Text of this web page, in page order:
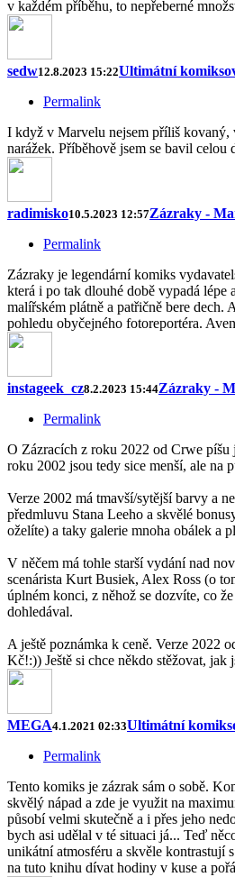
v každém příběhu, to nepřeberné
sedw12.8.2023 15:22Ultimátní
Permalink
I když v Marvelu nejsem příliš kovaný,
narážek. Příběhově jsem se bavil
radimisko10.5.2023 12:57Zázraky -
Permalink
Zázraky je legendární komiks
která i po tak dlouhé době vypadá lépe
malířském plátně a patřičně bere
pohledu obyčejného fotoreportéra.
instageek_cz8.2.2023 15:44Zázraky -
Permalink
O Zázracích z roku 2022 od Crwe
roku 2002 jsou tedy sice menší, ale na
Verze 2002 má tmavší/sytější barvy a
předmluvu Stana Leeho a skvělé
oželíte) a taky galerie mnoha obálek a
V něčem má tohle starší vydání nad
scenárista Kurt Busiek, Alex Ross (o
úplném konci, z něhož se dozvíte, co
dohledával.
A ještě poznámka k ceně. Verze 2022
Kč!:)) Ještě si chce někdo stěžovat,
MEGA4.1.2021 02:33Ultimátní
Permalink
Tento komiks je zázrak sám o sobě.
skvělý nápad a zde je využit na
působí velmi skutečně a i přes jeho
bych asi udělal v té situaci já... Teď
unikátní atmosféru a skvěle kontrastují
na tuto knihu dívat hodiny v kuse a